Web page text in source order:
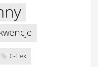
C-Flex